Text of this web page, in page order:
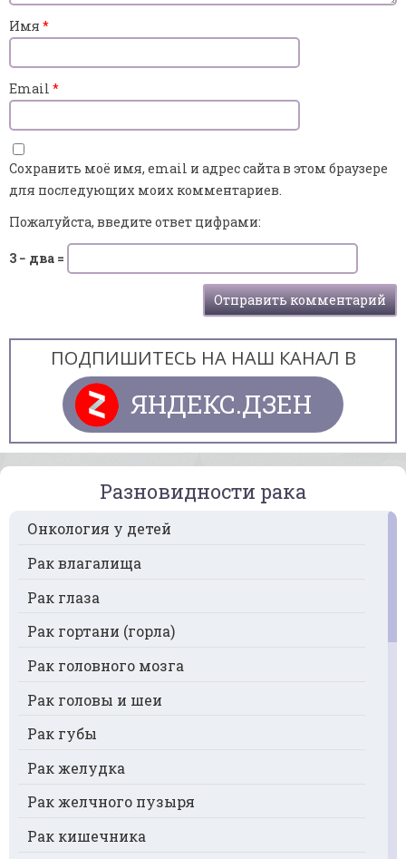
Имя *
Email *
Сохранить моё имя, email и адрес сайта в этом браузере
для последующих моих комментариев.
Пожалуйста, введите ответ цифрами:
3 − два =
ПОДПИШИТЕСЬ НА НАШ КАНАЛ В
ЯНДЕКС.ДЗЕН
Разновидности рака
Онкология у детей
Рак влагалища
Рак глаза
Рак гортани (горла)
Рак головного мозга
Рак головы и шеи
Рак губы
Рак желудка
Рак желчного пузыря
Рак кишечника